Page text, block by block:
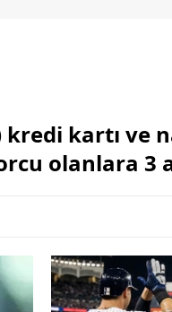
kredi kartı ve
olanlara 3